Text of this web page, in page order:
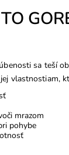
sa teší
vlastnostiam,
mrazom
pohybe